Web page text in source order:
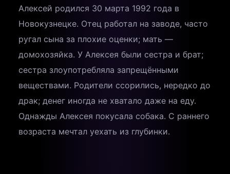
Алексей родился 30 марта 1992 года в
Новокузнецке. Отец работал на заводе, часто
ругал сына за плохие оценки; мать —
домохозяйка. У Алексея были сестра и брат;
сестра злоупотребляла запрещёнными
веществами. Родители ссорились, нередко до
драк; денег иногда не хватало даже на еду.
Однажды Алексея покусала собака. С раннего
возраста мечтал уехать из глубинки.